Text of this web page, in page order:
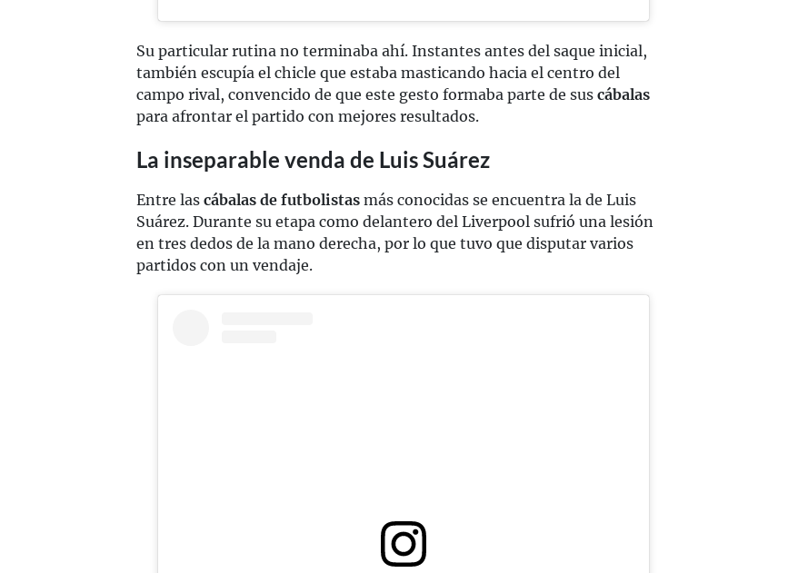
Su particular rutina no terminaba ahí. Instantes antes del saque inicial,
también escupía el chicle que estaba masticando hacia el centro del
campo rival, convencido de que este gesto formaba parte de sus cábalas
para afrontar el partido con mejores resultados.
La inseparable venda de Luis Suárez
Entre las cábalas de futbolistas más conocidas se encuentra la de Luis
Suárez. Durante su etapa como delantero del Liverpool sufrió una lesión
en tres dedos de la mano derecha, por lo que tuvo que disputar varios
partidos con un vendaje.